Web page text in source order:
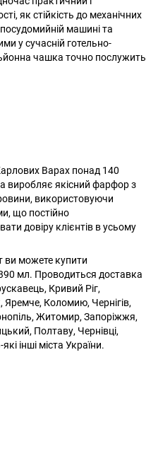
як стійкість до механічних
машині та
у сучасній готельно-
чашка точно послужить
Варах понад 140
виробляє якісний фарфор з
використовуючи
що постійно
довіру клієнтів в усьому
ви можете купити
мл. Проводиться доставка
Кривий Ріг,
Яремче, Коломию, Чернігів,
Житомир, Запоріжжя,
Полтаву, Чернівці,
інші міста України.